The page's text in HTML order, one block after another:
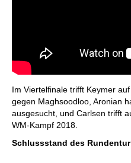
Im Viertelfinale trifft Keymer
gegen Maghsoodloo, Aronian
ausgesucht, und Carlsen trifft
WM-Kampf 2018.
Schlussstand des